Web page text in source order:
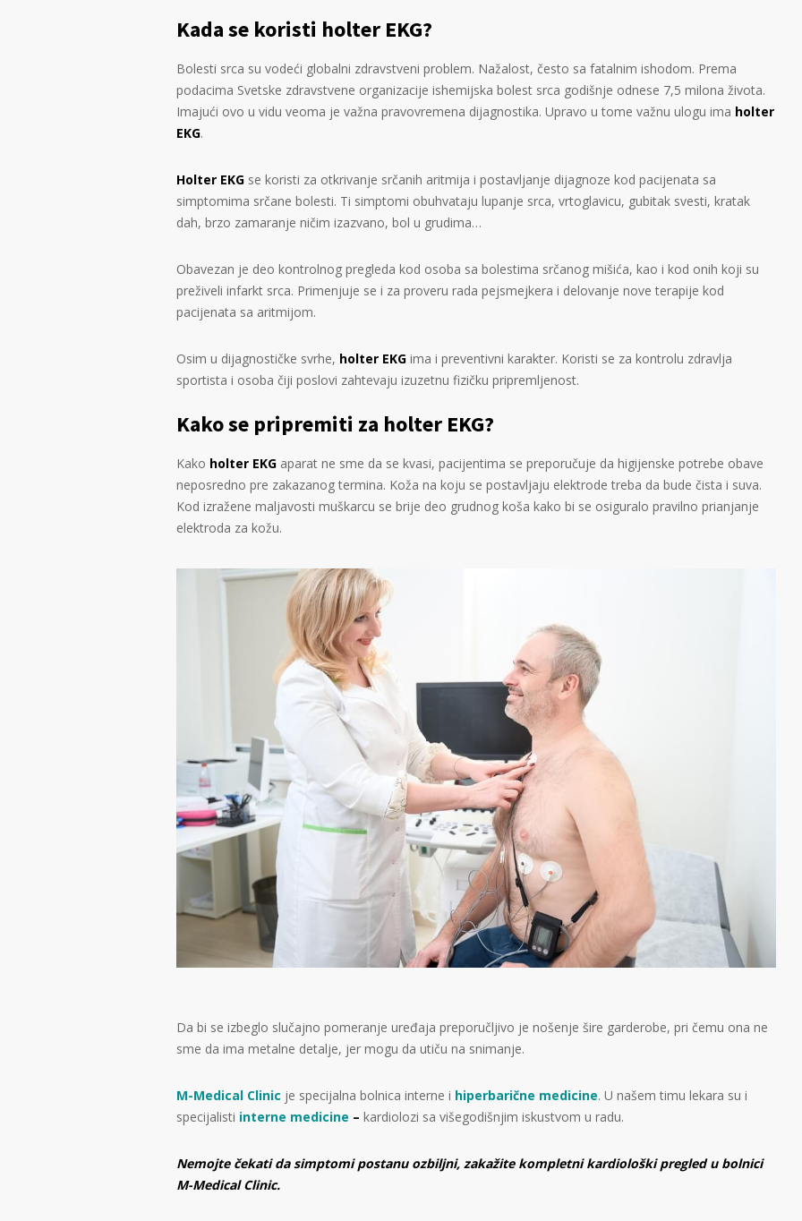
Kada se koristi holter EKG?
Bolesti srca su vodeći globalni zdravstveni problem. Nažalost, često sa fatalnim ishodom. Prema
podacima Svetske zdravstvene organizacije ishemijska bolest srca godišnje odnese 7,5 milona života.
Imajući ovo u vidu veoma je važna pravovremena dijagnostika. Upravo u tome važnu ulogu ima holter
EKG.
Holter EKG se koristi za otkrivanje srčanih aritmija i postavljanje dijagnoze kod pacijenata sa
simptomima srčane bolesti. Ti simptomi obuhvataju lupanje srca, vrtoglavicu, gubitak svesti, kratak
dah, brzo zamaranje ničim izazvano, bol u grudima…
Obavezan je deo kontrolnog pregleda kod osoba sa bolestima srčanog mišića, kao i kod onih koji su
preživeli infarkt srca. Primenjuje se i za proveru rada pejsmejkera i delovanje nove terapije kod
pacijenata sa aritmijom.
Osim u dijagnostičke svrhe, holter EKG ima i preventivni karakter. Koristi se za kontrolu zdravlja
sportista i osoba čiji poslovi zahtevaju izuzetnu fizičku pripremljenost.
Kako se pripremiti za holter EKG?
Kako holter EKG aparat ne sme da se kvasi, pacijentima se preporučuje da higijenske potrebe obave
neposredno pre zakazanog termina. Koža na koju se postavljaju elektrode treba da bude čista i suva.
Kod izražene maljavosti muškarcu se brije deo grudnog koša kako bi se osiguralo pravilno prianjanje
elektroda za kožu.
Da bi se izbeglo slučajno pomeranje uređaja preporučljivo je nošenje šire garderobe, pri čemu ona ne
sme da ima metalne detalje, jer mogu da utiču na snimanje.
M-Medical Clinic je specijalna bolnica interne i hiperbarične medicine. U našem timu lekara su i
specijalisti interne medicine – kardiolozi sa višegodišnjim iskustvom u radu.
Nemojte čekati da simptomi postanu ozbiljni, zakažite kompletni kardiološki pregled u bolnici
M-Medical Clinic.